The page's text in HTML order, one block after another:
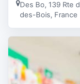
Des Bo, 139 Rte
des-Bois, France